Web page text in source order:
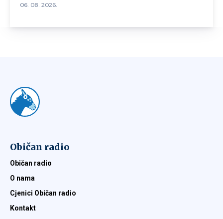
06. 08. 2026.
Običan radio
Običan radio
O nama
Cjenici Običan radio
Kontakt